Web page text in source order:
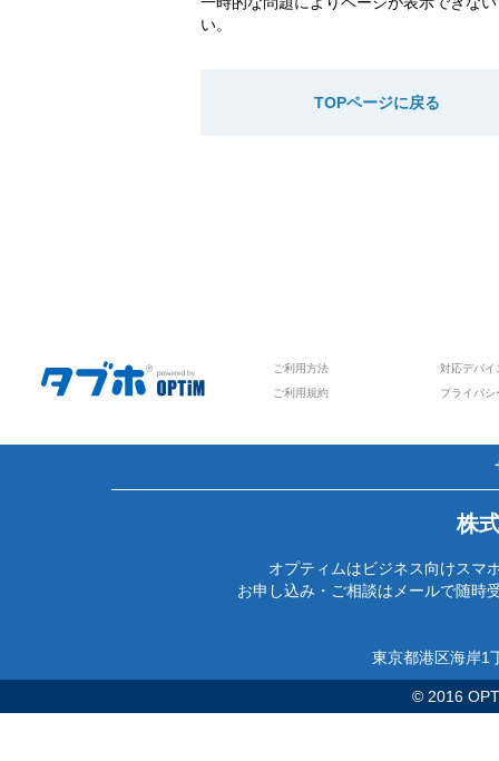
い。
TOPページに戻る
ご利用方法
対応デバイ
ご利用規約
プライバシ
株
オプティムはビジネス向けスマ
お申し込み・ご相談はメールで随時
東京都港区海岸1
© 2016